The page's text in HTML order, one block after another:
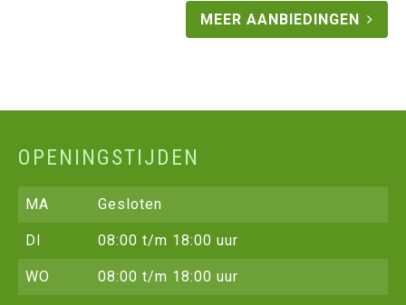
MEER AANBIEDINGEN
OPENINGSTIJDEN
MA Gesloten
DI 08:00 t/m 18:00 uur
WO 08:00 t/m 18:00 uur